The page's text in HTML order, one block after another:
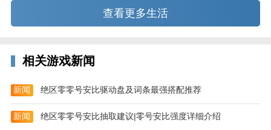
我们的红娘都经过严格的筛选和人工审核，上岗前受过
-视频相亲-
不真诚的恋爱，来一场实实在在的交友体验。朋友们还
可以在公屏打字，跟有趣的围观群众聊天，上不上麦由
你来定，大家一起游戏才热闹。
查看更多生活
相关游戏新闻
新闻 绝区零零号安比驱动盘及词条最强搭配推荐
新闻 绝区零零号安比抽取建议|零号安比强度详细介绍